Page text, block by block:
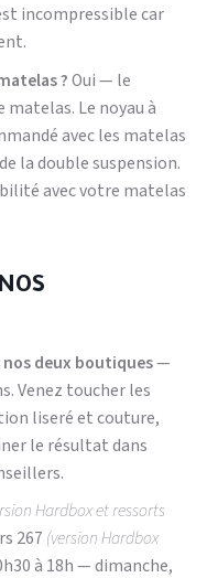
incompressible car
?Oui — le
Le noyau à
avec les matelas
la double suspension.
avec votre matelas
nos deux boutiques—
Venez toucher les
liseré et couture,
le résultat dans
Hardbox et ressorts
267 (version Hardbox
à 18h — dimanche,